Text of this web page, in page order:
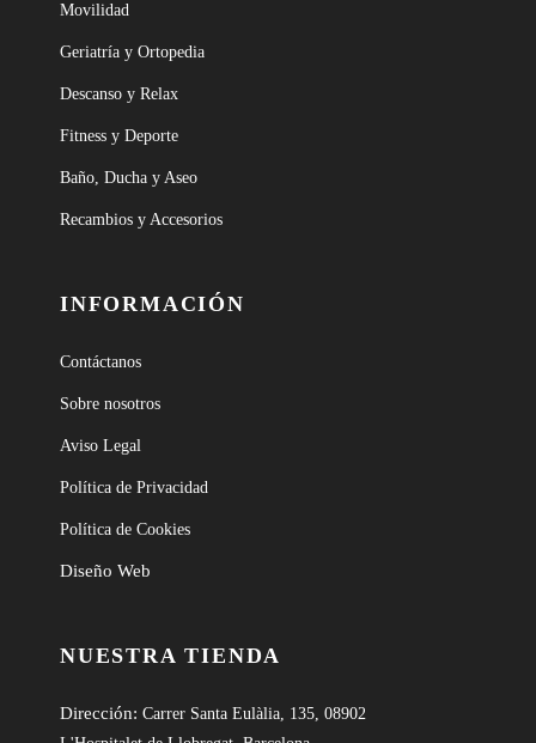
Movilidad
Geriatría y Ortopedia
Descanso y Relax
Fitness y Deporte
Baño, Ducha y Aseo
Recambios y Accesorios
INFORMACIÓN
Contáctanos
Sobre nosotros
Aviso Legal
Política de Privacidad
Política de Cookies
Diseño Web
NUESTRA TIENDA
Dirección: Carrer Santa Eulàlia, 135, 08902